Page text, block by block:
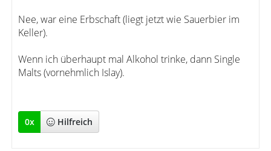
Nee, war eine Erbschaft (liegt jetzt wie Sauerbier im
Keller).
Wenn ich überhaupt mal Alkohol trinke, dann Single
Malts (vornehmlich Islay).
0x Hilfreich